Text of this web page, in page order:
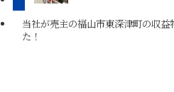
当社が売主の福山市東深津町の収益
た！